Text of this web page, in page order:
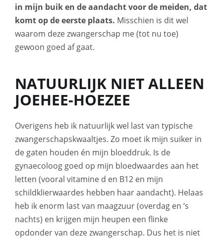
in mijn buik en de aandacht voor de meiden, dat
komt op de eerste plaats. Misschien is dit wel
waarom deze zwangerschap me (tot nu toe)
gewoon goed af gaat.
NATUURLIJK NIET ALLEEN
JOEHEE-HOEZEE
Overigens heb ik natuurlijk wel last van typische
zwangerschapskwaaltjes. Zo moet ik mijn suiker in
de gaten houden én mijn bloeddruk. Is de
gynaecoloog goed op mijn bloedwaardes aan het
letten (vooral vitamine d en B12 en mijn
schildklierwaardes hebben haar aandacht). Helaas
heb ik enorm last van maagzuur (overdag en ‘s
nachts) en krijgen mijn heupen een flinke
opdonder van deze zwangerschap. Dus het is niet